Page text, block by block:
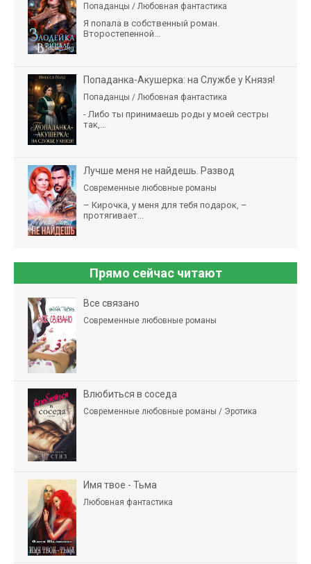
Попаданцы / Любовная фантастика
Я попала в собственный роман.
Второстепенной...
Попаданка-Акушерка: на Службе у Князя!
Попаданцы / Любовная фантастика
- Либо ты принимаешь роды у моей сестры
так,...
Лучше меня не найдешь. Развод
Современные любовные романы
– Кирочка, у меня для тебя подарок, –
протягивает...
Прямо сейчас читают
Все связано
Современные любовные романы
Влюбиться в соседа
Современные любовные романы / Эротика
Имя твое - Тьма
Любовная фантастика